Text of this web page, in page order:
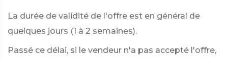
La durée de validité de l'offre est en général de
quelques jours (1 à 2 semaines).
Passé ce délai, si le vendeur n'a pas accepté l'offre,